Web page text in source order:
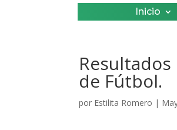
Inicio
de Fútbol.
por Estilita Romero |